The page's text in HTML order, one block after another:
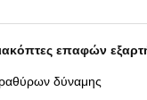
επαφών
δύναμης